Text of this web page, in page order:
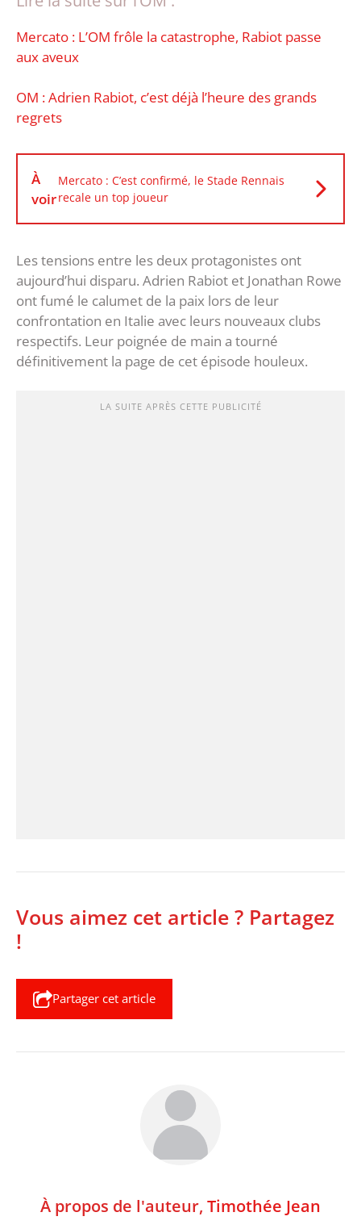
Mercato : L’OM frôle la catastrophe, Rabiot passe
aux aveux
OM : Adrien Rabiot, c’est déjà l’heure des grands
regrets
À
voir
Mercato : C’est confirmé, le Stade Rennais
recale un top joueur
Les tensions entre les deux protagonistes ont
aujourd’hui disparu. Adrien Rabiot et Jonathan Rowe
ont fumé le calumet de la paix lors de leur
confrontation en Italie avec leurs nouveaux clubs
respectifs. Leur poignée de main a tourné
définitivement la page de cet épisode houleux.
LA SUITE APRÈS CETTE PUBLICITÉ
Vous aimez cet article ? Partagez
!
Partager cet article
À propos de l'auteur, Timothée Jean